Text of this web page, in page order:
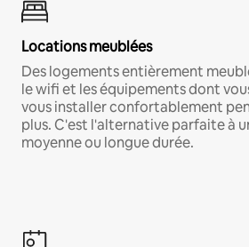
Locations meublées
Des logements entièrement
le wifi et les équipements dont
vous installer confortablement
plus. C'est l'alternative parfaite à
moyenne ou longue durée.